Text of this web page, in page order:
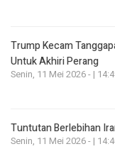
Trump Kecam
Untuk Akhiri Perang
Senin, 11 Mei 2026 - |
Tuntutan Berlebihan
Senin, 11 Mei 2026 - |